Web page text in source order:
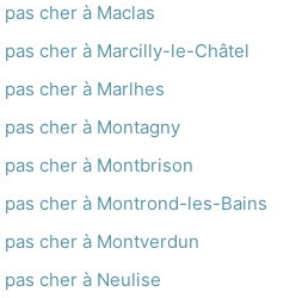
cher à Maclas
cher à Marcilly-le-Châtel
cher à Marlhes
cher à Montagny
cher à Montbrison
cher à Montrond-les-Bains
cher à Montverdun
cher à Neulise